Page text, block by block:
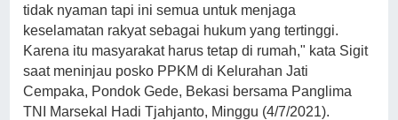
tidak nyaman tapi ini semua untuk menjaga
keselamatan rakyat sebagai hukum yang tertinggi.
Karena itu masyarakat harus tetap di rumah," kata Sigit
saat meninjau posko PPKM di Kelurahan Jati
Cempaka, Pondok Gede, Bekasi bersama Panglima
TNI Marsekal Hadi Tjahjanto, Minggu (4/7/2021).